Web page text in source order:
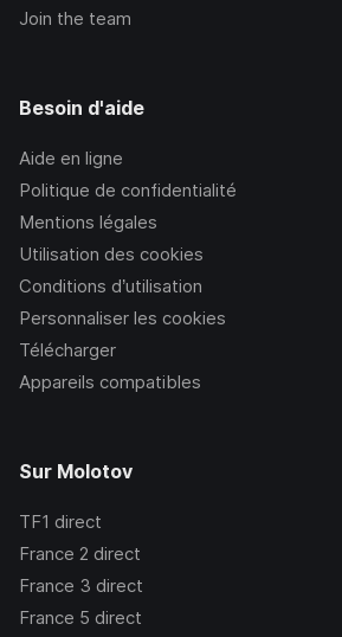
Join the team
Besoin d'aide
Aide en ligne
Politique de confidentialité
Mentions légales
Utilisation des cookies
Conditions d’utilisation
Personnaliser les cookies
Télécharger
Appareils compatibles
Sur Molotov
TF1 direct
France 2 direct
France 3 direct
France 5 direct